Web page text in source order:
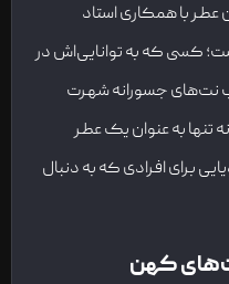
با همکاری استاد
کسی که به توانایی‌اش در
نت‌های جسورانه شهرت
به عنوان یک عطر
برای افرادی که به دنبال
کهن